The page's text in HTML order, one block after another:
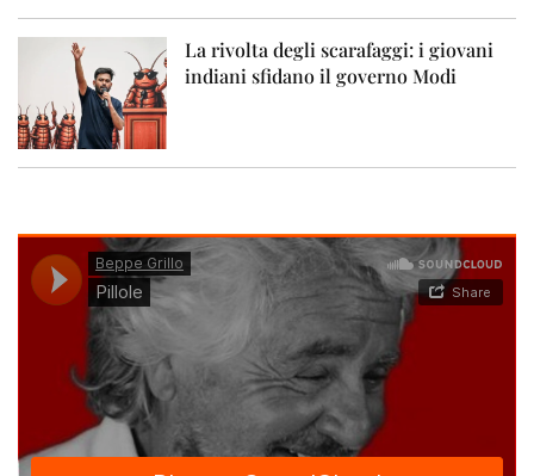
La rivolta degli scarafaggi: i giovani
indiani sfidano il governo Modi